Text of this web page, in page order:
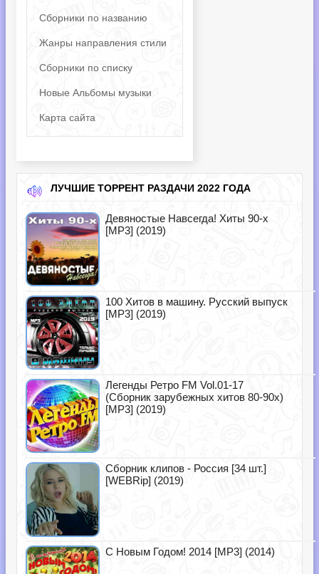
Сборники по названию
Жанры направления стили
Сборники по списку
Новые Альбомы музыки
Карта сайта
ЛУЧШИЕ ТОРРЕНТ РАЗДАЧИ 2022 ГОДА
Девяностые Навсегда! Хиты 90-х
[MP3] (2019)
100 Хитов в машину. Русский выпуск
[MP3] (2019)
Легенды Ретро FM Vol.01-17
(Сборник зарубежных хитов 80-90х)
[MP3] (2019)
Сборник клипов - Россия [34 шт.]
[WEBRip] (2019)
С Новым Годом! 2014 [MP3] (2014)